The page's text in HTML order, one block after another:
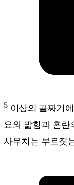
5 이상의 골짜기
요와 밟힘과 혼란
사무치는 부르짖